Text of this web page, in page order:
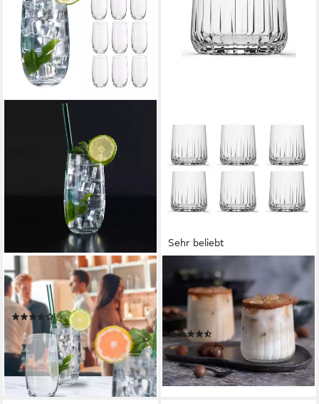
RELAXDAYS
Gläser-Set Trinkgläser 12er
Set, Glas
(2)
24,99 € UVP39,99 €
-38%
lieferbar - in 2-3 Werktagen bei dir
Sehr beliebt
PASABAHCE
Glas Nova 420154 6er-Set
Trinkglas - Wasserglas, 6-tlg.,
Kristallglas
17,95 € 29,90 €
-40%
lieferbar - in 4-5 Werktagen bei dir